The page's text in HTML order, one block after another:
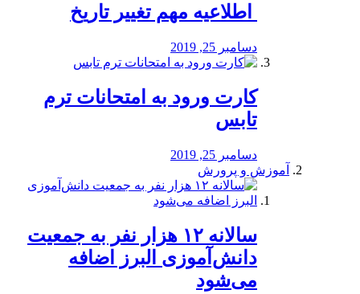
️ اطلاعیه مهم تغییر تاریخ
دسامبر 25, 2019
کارت ورود به امتحانات ترم
تابس
دسامبر 25, 2019
آموزش و پرورش
️سالانه ۱۲ هزار نفر به جمعیت
دانش‌آموزی البرز اضافه
می‌شود